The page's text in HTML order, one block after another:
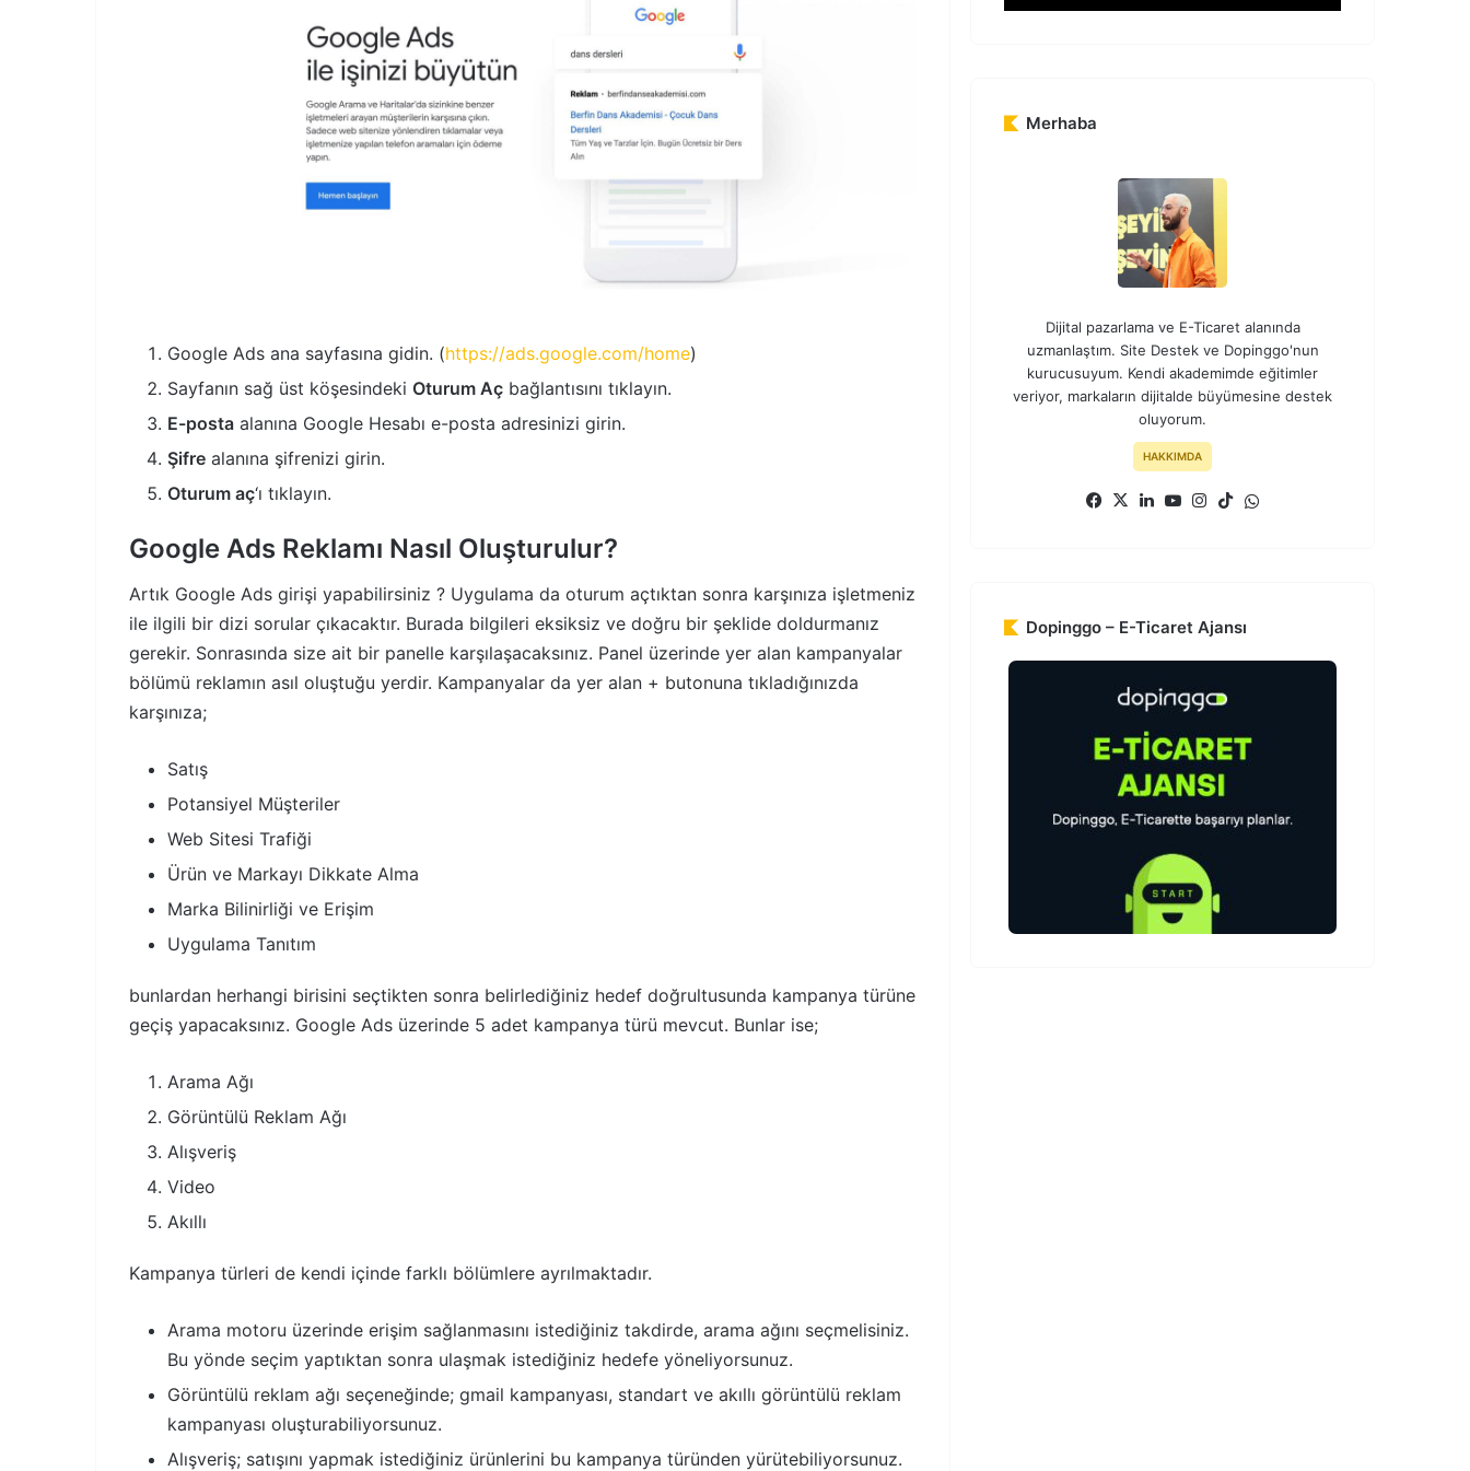
Google Ads ana sayfasına gidin. (https://ads.google.com/home)
Sayfanın sağ üst köşesindeki Oturum Aç bağlantısını tıklayın.
E-posta alanına Google Hesabı e-posta adresinizi girin.
Şifre alanına şifrenizi girin.
Oturum aç‘ı tıklayın.
Google Ads Reklamı Nasıl Oluşturulur?
Artık Google Ads girişi yapabilirsiniz ? Uygulama da oturum açtıktan sonra karşınıza işletmeniz
ile ilgili bir dizi sorular çıkacaktır. Burada bilgileri eksiksiz ve doğru bir şeklide doldurmanız
gerekir. Sonrasında size ait bir panelle karşılaşacaksınız. Panel üzerinde yer alan kampanyalar
bölümü reklamın asıl oluştuğu yerdir. Kampanyalar da yer alan + butonuna tıkladığınızda
karşınıza;
Satış
Potansiyel Müşteriler
Web Sitesi Trafiği
Ürün ve Markayı Dikkate Alma
Marka Bilinirliği ve Erişim
Uygulama Tanıtım
bunlardan herhangi birisini seçtikten sonra belirlediğiniz hedef doğrultusunda kampanya türüne
geçiş yapacaksınız. Google Ads üzerinde 5 adet kampanya türü mevcut. Bunlar ise;
Arama Ağı
Görüntülü Reklam Ağı
Alışveriş
Video
Akıllı
Kampanya türleri de kendi içinde farklı bölümlere ayrılmaktadır.
Arama motoru üzerinde erişim sağlanmasını istediğiniz takdirde, arama ağını seçmelisiniz.
Bu yönde seçim yaptıktan sonra ulaşmak istediğiniz hedefe yöneliyorsunuz.
Görüntülü reklam ağı seçeneğinde; gmail kampanyası, standart ve akıllı görüntülü reklam
kampanyası oluşturabiliyorsunuz.
Alışveriş; satışını yapmak istediğiniz ürünlerini bu kampanya türünden yürütebiliyorsunuz.
Merhaba
Dijital pazarlama ve E-Ticaret alanında
uzmanlaştım. Site Destek ve Dopinggo'nun
kurucusuyum. Kendi akademimde eğitimler
veriyor, markaların dijitalde büyümesine destek
oluyorum.
HAKKIMDA
Facebook
X LinkedInYouTube
Instagram
TikTok
Dopinggo – E-Ticaret Ajansı